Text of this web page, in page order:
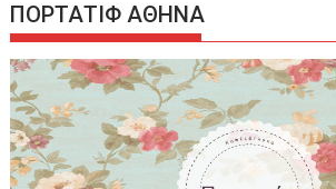
ΠΟΡΤΑΤΙΦ ΑΘΗΝΑ